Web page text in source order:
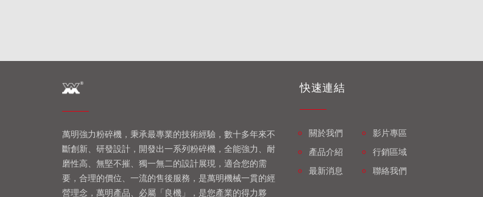
萬明強力粉碎機，秉承最專業的技術經驗，數十多年來不
斷創新、研發設計，開發出一系列粉碎機，全能強力、耐
磨性高、無堅不摧、獨一無二的設計展現，適合您的需
要，合理的價位、一流的售後服務，是萬明機械一貫的經
營理念，萬明產品、必屬「良機」，是您產業的得力夥
快速連結
關於我們
產品介紹
最新消息
影片專區
行銷區域
聯絡我們